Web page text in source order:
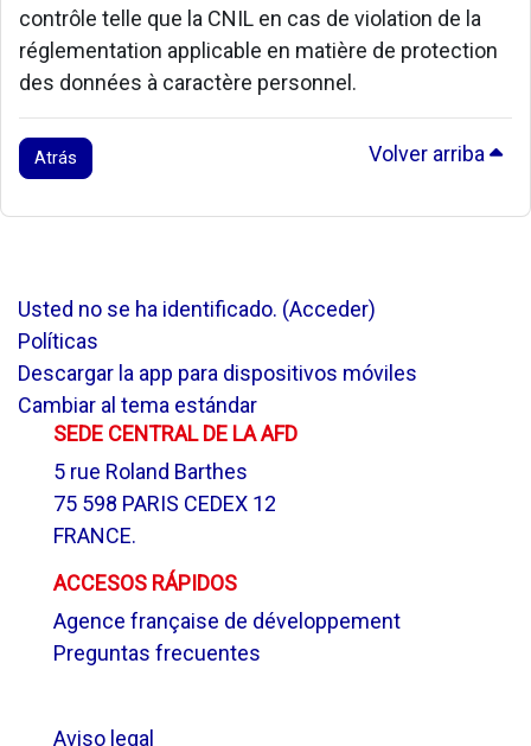
contrôle telle que la CNIL en cas de violation de la
réglementation applicable en matière de protection
des données à caractère personnel.
Atrás Volver arriba
Usted no se ha identificado. (Acceder)
Políticas
Descargar la app para dispositivos móviles
Cambiar al tema estándar
SEDE CENTRAL DE LA AFD
5 rue Roland Barthes
75 598 PARIS CEDEX 12
FRANCE.
ACCESOS RÁPIDOS
Agence française de développement
Preguntas frecuentes
Aviso legal